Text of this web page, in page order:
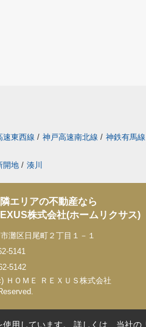
速東西線 / 神戸高速南北線 / 神鉄有馬線
開地 / 湊川
エリアの不動産なら
株式会社(ホームリクサス)
灘区日尾町２丁目１－１
5141
5142
ＨＯＭＥ ＲＥＸＵＳ株式会社
用しています。 詳しくは、当社の